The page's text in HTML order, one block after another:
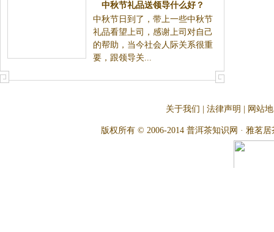
中秋节礼品送领导什么好？
中秋节日到了，带上一些中秋节
礼品看望上司，感谢上司对自己
的帮助，当今社会人际关系很重
要，跟领导关...
关于我们 法律声明 网站
版权所有 © 2006-2014 普洱茶知识网 · 雅茗